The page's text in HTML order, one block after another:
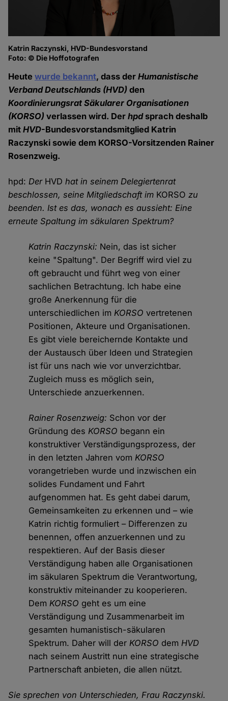
Katrin Raczynski, HVD-Bundesvorstand
Foto: © Die Hoffotografen
Heutewurde bekannt, dass derHumanistische
Verband Deutschlands (HVD) den
Koordinierungsrat Säkularer Organisationen
(KORSO) verlassen wird. Derhpdsprach deshalb
mitHVD-Bundesvorstandsmitglied Katrin
Raczynski sowie dem KORSO-Vorsitzenden Rainer
Rosenzweig.
hpd:Der HVD hat in seinem Delegiertenrat
beschlossen, seine Mitgliedschaft im KORSO zu
beenden. Ist es das, wonach es aussieht: Eine
erneute Spaltung im säkularen Spektrum?
Katrin Raczynski: Nein, das ist sicher
keine "Spaltung". Der Begriff wird viel zu
oft gebraucht und führt weg von einer
sachlichen Betrachtung. Ich habe eine
große Anerkennung für die
unterschiedlichen imKORSO vertretenen
Positionen, Akteure und Organisationen.
Es gibt viele bereichernde Kontakte und
der Austausch über Ideen und Strategien
ist für uns nach wie vor unverzichtbar.
Zugleich muss es möglich sein,
Unterschiede anzuerkennen.
Rainer Rosenzweig: Schon vor der
Gründung desKORSO begann ein
konstruktiver Verständigungsprozess, der
in den letzten Jahren vomKORSO
vorangetrieben wurde und inzwischen ein
solides Fundament und Fahrt
aufgenommen hat. Es geht dabei darum,
Gemeinsamkeiten zu erkennen und – wie
Katrin richtig formuliert – Differenzen zu
benennen, offen anzuerkennen und zu
respektieren. Auf der Basis dieser
Verständigung haben alle Organisationen
im säkularen Spektrum die Verantwortung,
konstruktiv miteinander zu kooperieren.
DemKORSO geht es um eine
Verständigung und Zusammenarbeit im
gesamten humanistisch-säkularen
Spektrum. Daher will derKORSO demHVD
nach seinem Austritt nun eine strategische
Partnerschaft anbieten, die allen nützt.
Sie sprechen von Unterschieden, Frau Raczynski.